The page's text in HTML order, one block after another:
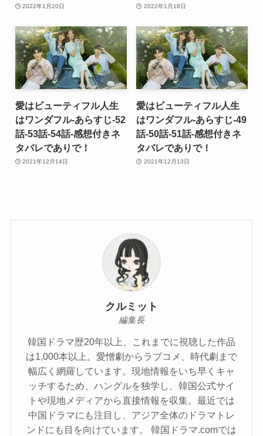
2022年1月20日 2022年1月18日
愛はビューティフル人生
はワンダフル-あらすじ-52
話-53話-54話-感想付きネ
タバレでありで！
2021年12月14日
愛はビューティフル人生
はワンダフル-あらすじ-49
話-50話-51話-感想付きネ
タバレでありで！
2021年12月13日
クルミット
編集長
韓国ドラマ歴20年以上、これまでに視聴した作品
は1,000本以上。愛憎劇からラブコメ、時代劇まで
幅広く網羅しています。現地情報をいち早くキャ
ッチするため、ハングルを独学し、韓国公式サイ
トや現地メディアから直接情報を収集。最近では
中国ドラマにも注目し、アジア全体のドラマトレ
ンドにも目を向けています。 韓国ドラマ.comでは